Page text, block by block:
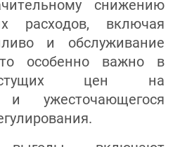
снижению
расходов, включая
и обслуживание
особенно важно в
цен на
и ужесточающегося